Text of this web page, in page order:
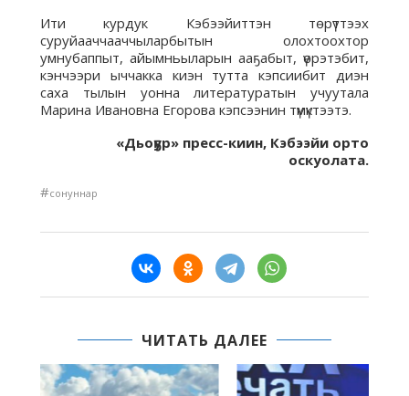
Ити курдук Кэбээйиттэн төрүттээх
суруйааччааччыларбытын олохтоохтор
умнубаппыт, айымньыларын ааҕабыт, үөрэтэбит,
кэнчээри ыччакка киэн тутта кэпсиибит диэн
саха тылын уонна литературатын учуутала
Марина Ивановна Егорова кэпсээнин түмүктээтэ.
«Дьоҕур» пресс-киин, Кэбээйи орто
оскуолата.
#сонуннар
ЧИТАТЬ ДАЛЕЕ